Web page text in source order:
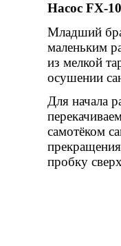
НасосFX-
Младший
маленьким
из мелкой
осушении
Для начала
самотёком
пробку